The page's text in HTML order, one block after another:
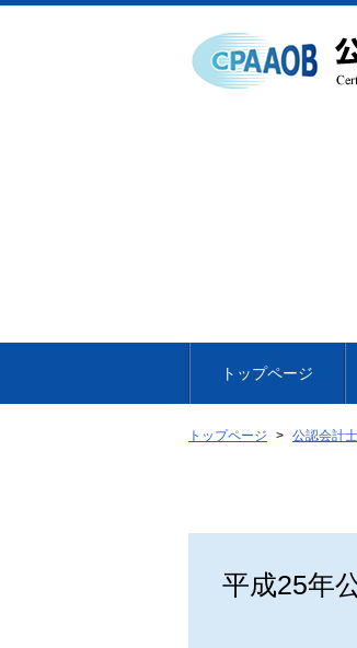
文
へ
トップページ
トップページ 公認会計
平成25年